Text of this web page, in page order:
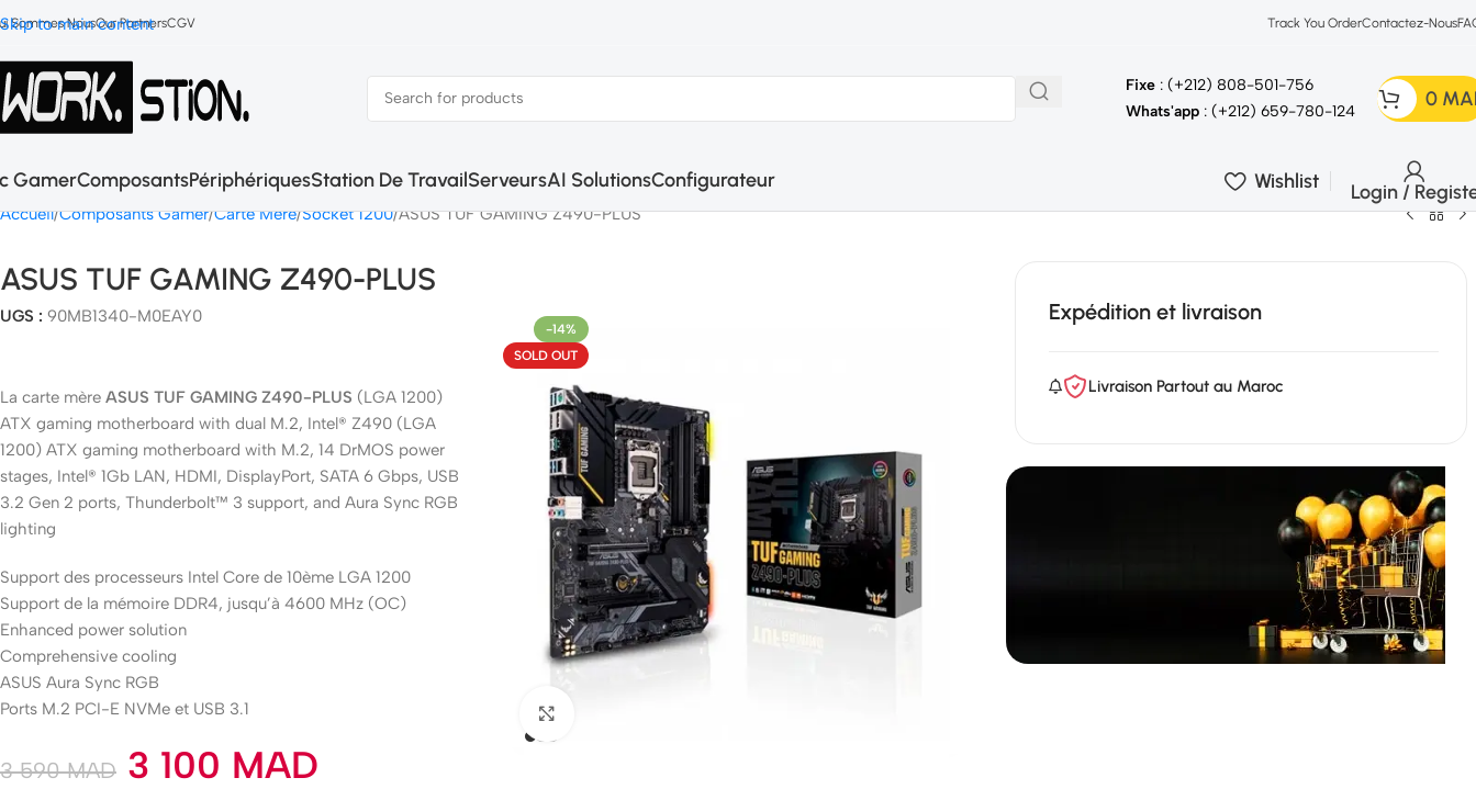
Skip to main content
Sommes NousOur PartnersCGV Track You OrderContactez-Nous
Fixe : (+212) 808-501-756
Whats'app : (+212) 659-780-124
0
GamerComposantsPériphériquesStation De TravailServeursAI SolutionsConfigurateur Wishlist Login /
Accueil Composants Gamer Carte Mère Socket 1200 ASUS TUF GAMING Z490-PLUS
ASUS TUF GAMING Z490-PLUS
UGS : 90MB1340-M0EAY0
La carte mère ASUS TUF GAMING Z490-PLUS (LGA 1200)
ATX gaming motherboard with dual M.2, Intel® Z490 (LGA
1200) ATX gaming motherboard with M.2, 14 DrMOS power
stages, Intel® 1Gb LAN, HDMI, DisplayPort, SATA 6 Gbps, USB
3.2 Gen 2 ports, Thunderbolt™ 3 support, and Aura Sync RGB
lighting
Support des processeurs Intel Core de 10ème LGA 1200
Support de la mémoire DDR4, jusqu’à 4600 MHz (OC)
Enhanced power solution
Comprehensive cooling
ASUS Aura Sync RGB
Ports M.2 PCI-E NVMe et USB 3.1
3 590MAD 3 100 MAD
-14%
SOLD OUT
Expédition et livraison
Livraison Partout au Maroc